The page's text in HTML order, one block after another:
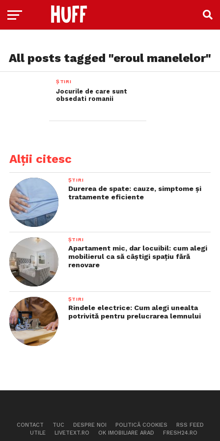
All posts tagged "eroul manelelor"
ȘTIRI
Jocurile de care sunt
obsedati romanii
Alții citesc
ȘTIRI
Durerea de spate: cauze, simptome și
tratamente eficiente
ȘTIRI
Apartament mic, dar locuibil: cum alegi
mobilierul ca să câștigi spațiu fără
renovare
ȘTIRI
Rindele electrice: Cum alegi unealta
potrivită pentru prelucrarea lemnului
CONTACT TUC DESPRE NOI POLITICĂ COOKIES
RSS FEED
UTILE
LIVETEXT.RO OK IMOBILIARE ARAD FRESH24.RO